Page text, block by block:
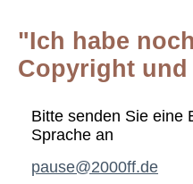
"Ich habe
Copyright
Bitte senden Sie eine
Sprache an
pause@2000ff.de